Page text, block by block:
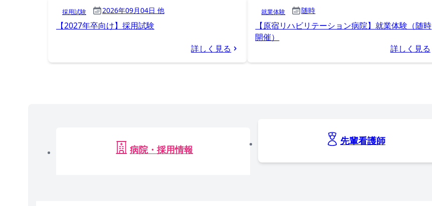
採用試験 2026年09月04日 他
【2027年卒向け】採用試験
詳しく見る
就業体験 随時
【原宿リハビリテーション病院】就業体験（随時
開催）
詳しく見る
病院・採用情報
先輩看護師